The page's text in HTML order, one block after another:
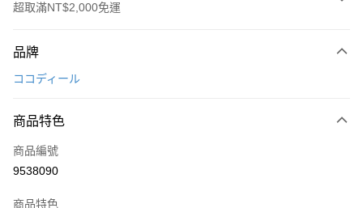
超取滿NT$2,000免運
信用卡一次付款
LINE Pay
Apple Pay
品牌
ココディール
商品特色
商品編號
9538090
商品特色